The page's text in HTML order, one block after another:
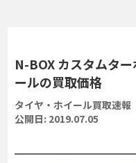
N-BOX カスタムタ
ールの買取価格
タイヤ・ホイール買取速報
公開日: 2019.07.05